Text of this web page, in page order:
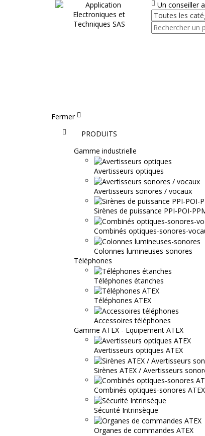
Un conseiller
Fermer
AccueilPRODUITS
Gamme industrielle
Avertisseurs optiques
Avertisseurs sonores / vocaux
Sirènes de puissance PPI-POI-
Combinés optiques-sonores-
Colonnes lumineuses-sonores
Téléphones
Téléphones étanches
Téléphones ATEX
Accessoires téléphones
Gamme ATEX - Equipement ATEX
Avertisseurs optiques ATEX
Sirènes ATEX / Avertisseurs
Combinés optiques-sonores ATEX
Sécurité Intrinsèque
Organes de commandes ATEX